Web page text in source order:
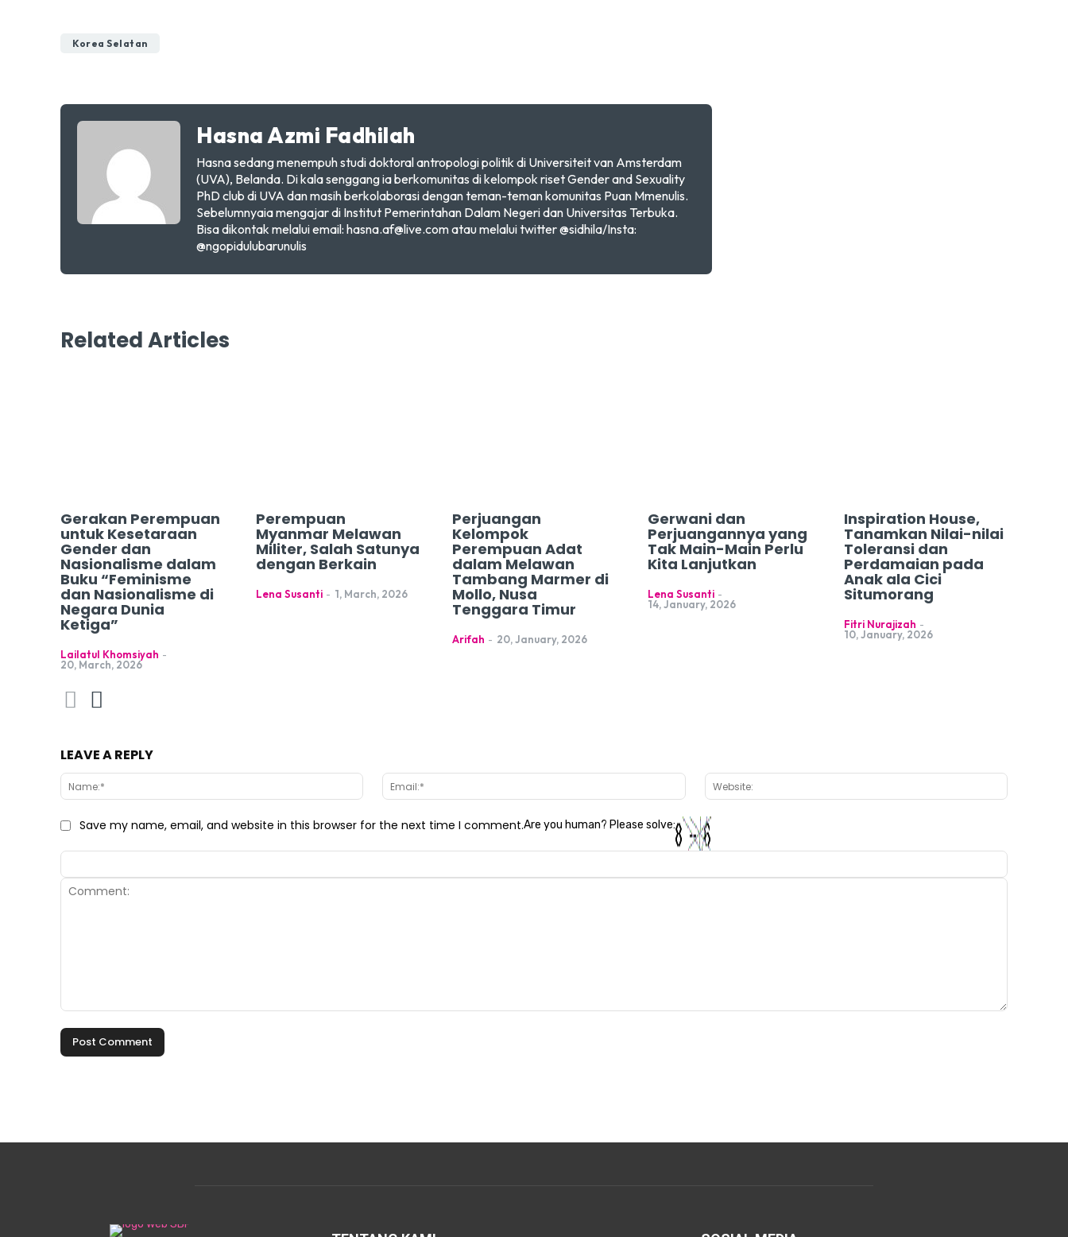
Korea Selatan
Hasna Azmi Fadhilah
Hasna sedang menempuh studi doktoral antropologi politik di Universiteit van Amsterdam
(UVA), Belanda. Di kala senggang ia berkomunitas di kelompok riset Gender and Sexuality
PhD club di UVA dan masih berkolaborasi dengan teman-teman komunitas Puan Mmenulis.
Sebelumnyaia mengajar di Institut Pemerintahan Dalam Negeri dan Universitas Terbuka.
Bisa dikontak melalui email: hasna.af@live.com atau melalui twitter @sidhila/Insta:
@ngopidulubarunulis
Related Articles
Gerakan Perempuan
untuk Kesetaraan
Gender dan
Nasionalisme dalam
Buku “Feminisme
dan Nasionalisme di
Negara Dunia
Ketiga”
Lailatul Khomsiyah -
20, March, 2026
Perempuan
Myanmar Melawan
Militer, Salah Satunya
dengan Berkain
Lena Susanti - 1, March, 2026
Perjuangan
Kelompok
Perempuan Adat
dalam Melawan
Tambang Marmer di
Mollo, Nusa
Tenggara Timur
Arifah - 20, January, 2026
Gerwani dan
Perjuangannya yang
Tak Main-Main Perlu
Kita Lanjutkan
Lena Susanti -
14, January, 2026
Inspiration House,
Tanamkan Nilai-nilai
Toleransi dan
Perdamaian pada
Anak ala Cici
Situmorang
Fitri Nurajizah -
10, January, 2026
LEAVE A REPLY
Name:* Email:*
Save my name, email, and website in this browser for the next time I comment.Are you human? Please solve: